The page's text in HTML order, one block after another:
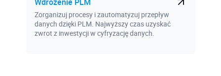
Zorganizuj procesy i zautomatyzuj przepływ
danych dzięki PLM. Najwyższy czas uzyskać
zwrot z inwestycji w cyfryzację danych.